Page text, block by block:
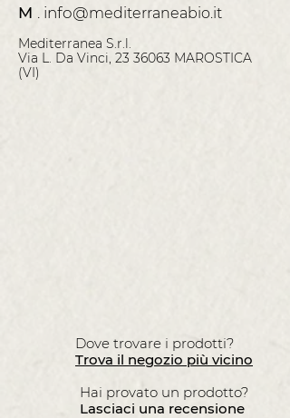
M . info@mediterraneabio.it
Mediterranea S.r.l.
Via L. Da Vinci, 23 36063 MAROSTICA
(VI)
Dove trovare i prodotti?
Trova il negozio più vicino
Hai provato un prodotto?
Lasciaci una recensione